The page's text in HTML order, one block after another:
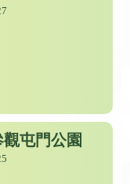
屯門公園